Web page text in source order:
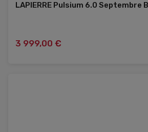
LAPIERRE Pulsium 6.0 Septembre
3 999,00 €